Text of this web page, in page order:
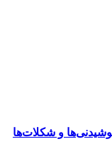
و شکلات‌ها